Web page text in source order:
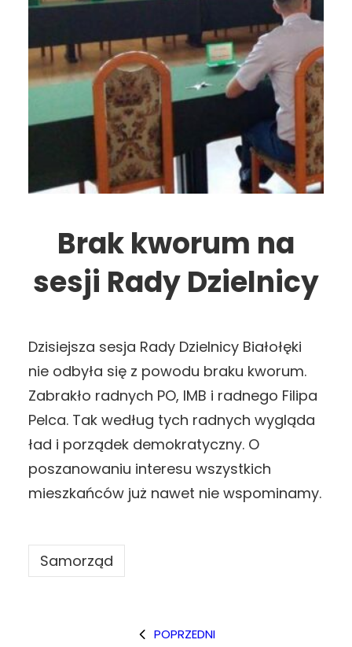
Brak kworum na
sesji Rady Dzielnicy
Dzisiejsza sesja Rady Dzielnicy Białołęki
nie odbyła się z powodu braku kworum.
Zabrakło radnych PO, IMB i radnego Filipa
Pelca. Tak według tych radnych wygląda
ład i porządek demokratyczny. O
poszanowaniu interesu wszystkich
mieszkańców już nawet nie wspominamy.
Samorząd
POPRZEDNI